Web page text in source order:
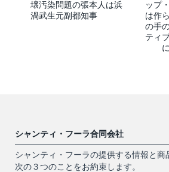
壌汚染問題の張本人は浜
渦武生元副都知事
ップ
は作
の手
ティ
シャンティ・フーラ合同会社
シャンティ・フーラの提供する情報と商
次の３つのことをお約束します。